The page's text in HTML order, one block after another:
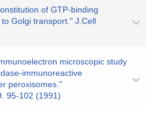
of GTP-binding
Golgi transport." J.Cell
microscopic study
immunoreactive
peroxisomes."
95-102 (1991)